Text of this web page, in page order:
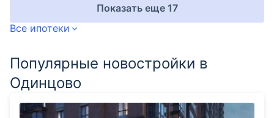
Показать еще 17
Все ипотеки
Популярные новостройки в
Одинцово